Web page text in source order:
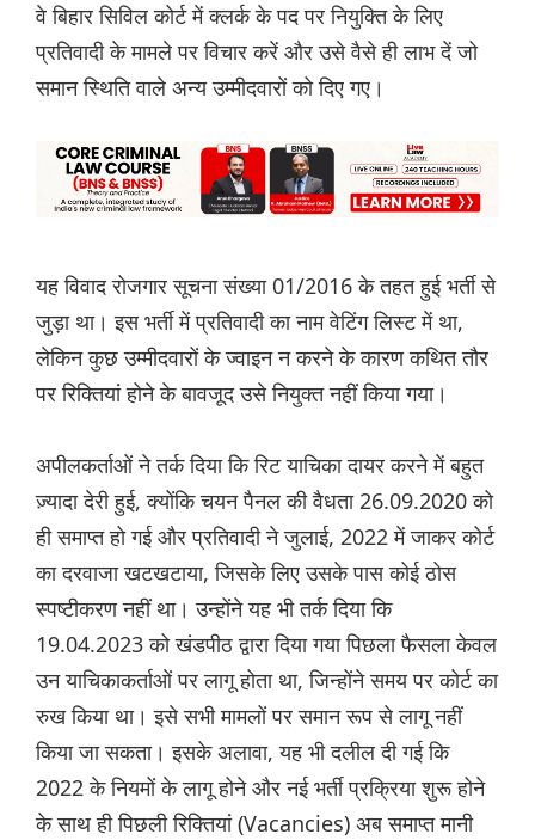
वे बिहार सिविल कोर्ट में क्लर्क के पद पर नियुक्ति के लिए
प्रतिवादी के मामले पर विचार करें और उसे वैसे ही लाभ दें जो
समान स्थिति वाले अन्य उम्मीदवारों को दिए गए।
यह विवाद रोजगार सूचना संख्या 01/2016 के तहत हुई भर्ती से
जुड़ा था। इस भर्ती में प्रतिवादी का नाम वेटिंग लिस्ट में था,
लेकिन कुछ उम्मीदवारों के ज्वाइन न करने के कारण कथित तौर
पर रिक्तियां होने के बावजूद उसे नियुक्त नहीं किया गया।
अपीलकर्ताओं ने तर्क दिया कि रिट याचिका दायर करने में बहुत
ज़्यादा देरी हुई, क्योंकि चयन पैनल की वैधता 26.09.2020 को
ही समाप्त हो गई और प्रतिवादी ने जुलाई, 2022 में जाकर कोर्ट
का दरवाजा खटखटाया, जिसके लिए उसके पास कोई ठोस
स्पष्टीकरण नहीं था। उन्होंने यह भी तर्क दिया कि
19.04.2023 को खंडपीठ द्वारा दिया गया पिछला फैसला केवल
उन याचिकाकर्ताओं पर लागू होता था, जिन्होंने समय पर कोर्ट का
रुख किया था। इसे सभी मामलों पर समान रूप से लागू नहीं
किया जा सकता। इसके अलावा, यह भी दलील दी गई कि
2022 के नियमों के लागू होने और नई भर्ती प्रक्रिया शुरू होने
के साथ ही पिछली रिक्तियां (Vacancies) अब समाप्त मानी